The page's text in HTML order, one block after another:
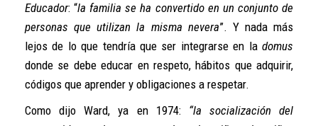
Educador: “la familia se ha convertido en un conjunto de
personas que utilizan la misma nevera”. Y nada más
lejos de lo que tendría que ser integrarse en la domus
donde se debe educar en respeto, hábitos que adquirir,
códigos que aprender y obligaciones a respetar.
Como dijo Ward, ya en 1974: “la socialización del